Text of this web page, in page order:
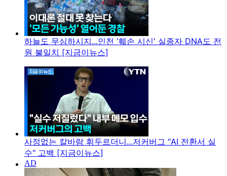
하늘도 무심하시지...인천 '훼손 시신' 실종자 DNA도 전
원 불일치 [지금이뉴스]
사정없는 칼바람 휘두르더니...저커버그 "AI 전환서 실
수" 고백 [지금이뉴스]